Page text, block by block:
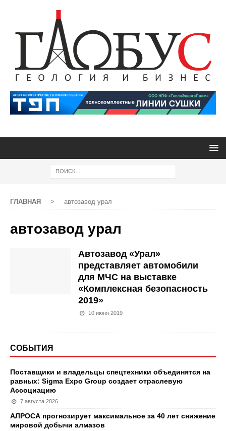
ГЛАВНАЯ > автозавод урал
автозавод урал
Автозавод «Урал»
представляет автомобили
для МЧС на выставке
«Комплексная безопасность
2019»
10 июня 2019
СОБЫТИЯ
Поставщики и владельцы спецтехники объединятся на
равных: Sigma Expo Group создает отраслевую
Ассоциацию
7 августа 2026
АЛРОСА прогнозирует максимальное за 40 лет снижение
мировой добычи алмазов